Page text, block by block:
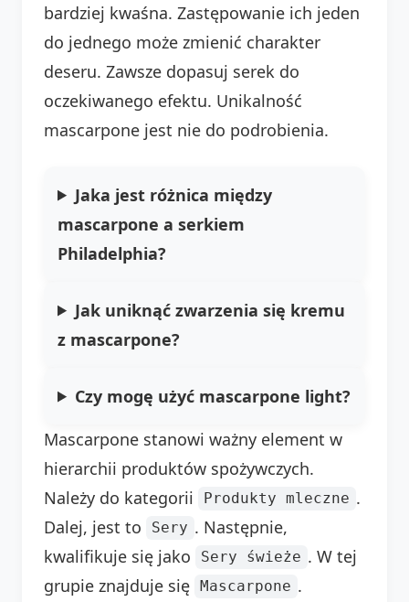
bardziej kwaśna. Zastępowanie ich jeden
do jednego może zmienić charakter
deseru. Zawsze dopasuj serek do
oczekiwanego efektu. Unikalność
mascarpone jest nie do podrobienia.
Jaka jest różnica między
mascarpone a serkiem
Philadelphia?
Jak uniknąć zwarzenia się kremu
z mascarpone?
Czy mogę użyć mascarpone light?
Mascarpone stanowi ważny element w
hierarchii produktów spożywczych.
Należy do kategorii
Produkty mleczne .
Dalej, jest to
Sery . Następnie,
kwalifikuje się jako
Sery świeże . W tej
grupie znajduje się
Mascarpone .